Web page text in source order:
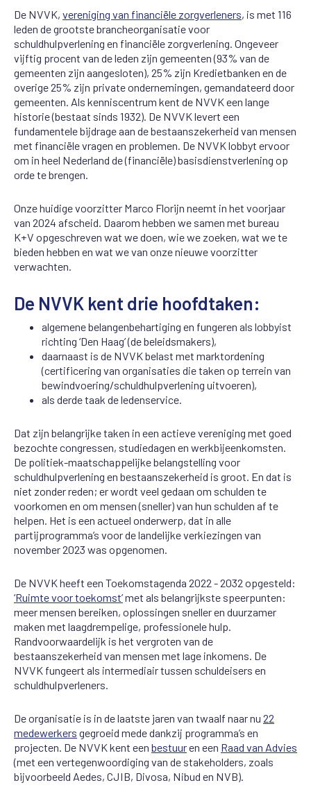
De NVVK, vereniging van financiële zorgverleners, is met 116
leden de grootste brancheorganisatie voor
schuldhulpverlening en financiële zorgverlening. Ongeveer
vijftig procent van de leden zijn gemeenten (93% van de
gemeenten zijn aangesloten), 25% zijn Kredietbanken en de
overige 25% zijn private ondernemingen, gemandateerd door
gemeenten. Als kenniscentrum kent de NVVK een lange
historie (bestaat sinds 1932). De NVVK levert een
fundamentele bijdrage aan de bestaanszekerheid van mensen
met financiële vragen en problemen. De NVVK lobbyt ervoor
om in heel Nederland de (financiële) basisdienstverlening op
orde te brengen.
Onze huidige voorzitter Marco Florijn neemt in het voorjaar
van 2024 afscheid. Daarom hebben we samen met bureau
K+V opgeschreven wat we doen, wie we zoeken, wat we te
bieden hebben en wat we van onze nieuwe voorzitter
verwachten.
De NVVK kent drie hoofdtaken:
algemene belangenbehartiging en fungeren als lobbyist
richting ‘Den Haag’ (de beleidsmakers),
daarnaast is de NVVK belast met marktordening
(certificering van organisaties die taken op terrein van
bewindvoering/schuldhulpverlening uitvoeren),
als derde taak de ledenservice.
Dat zijn belangrijke taken in een actieve vereniging met goed
bezochte congressen, studiedagen en werkbijeenkomsten.
De politiek-maatschappelijke belangstelling voor
schuldhulpverlening en bestaanszekerheid is groot. En dat is
niet zonder reden; er wordt veel gedaan om schulden te
voorkomen en om mensen (sneller) van hun schulden af te
helpen. Het is een actueel onderwerp, dat in alle
partijprogramma’s voor de landelijke verkiezingen van
november 2023 was opgenomen.
De NVVK heeft een Toekomstagenda 2022 - 2032 opgesteld:
‘Ruimte voor toekomst’met als belangrijkste speerpunten:
meer mensen bereiken, oplossingen sneller en duurzamer
maken met laagdrempelige, professionele hulp.
Randvoorwaardelijk is het vergroten van de
bestaanszekerheid van mensen met lage inkomens. De
NVVK fungeert als intermediair tussen schuldeisers en
schuldhulpverleners.
De organisatie is in de laatste jaren van twaalf naar nu 22
medewerkers gegroeid mede dankzij programma’s en
projecten. De NVVK kent een bestuuren een Raad van Advies
(met een vertegenwoordiging van de stakeholders, zoals
bijvoorbeeld Aedes, CJIB, Divosa, Nibud en NVB).